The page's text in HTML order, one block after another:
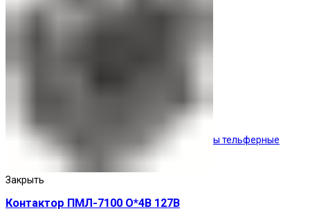
Посты тельферные
Закрыть
Контактор ПМЛ-7100 О*4В 127В